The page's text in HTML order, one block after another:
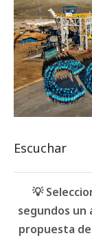
Escuchar
💡
segundos un
propuesta